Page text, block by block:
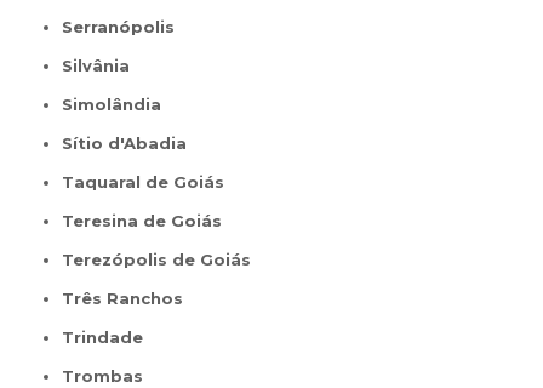
Serranópolis
Silvânia
Simolândia
Sítio d'Abadia
Taquaral de Goiás
Teresina de Goiás
Terezópolis de Goiás
Três Ranchos
Trindade
Trombas